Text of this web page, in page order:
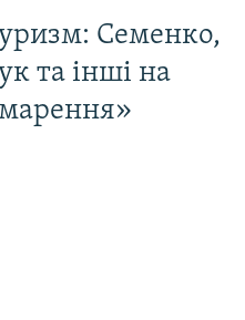
Семенко,
та інші на